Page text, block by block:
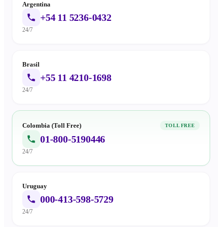
Argentina
+54 11 5236-0432
24/7
Brasil
+55 11 4210-1698
24/7
Colombia (Toll Free) TOLL FREE
01-800-5190446
24/7
Uruguay
000-413-598-5729
24/7